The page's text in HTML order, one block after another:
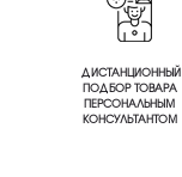
ДИСТАНЦИОННЫЙ
ПОДБОР ТОВАРА
ПЕРСОНАЛЬНЫМ
КОНСУЛЬТАНТОМ